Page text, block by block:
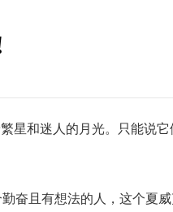
和迷人的月光。只能说它
奋且有想法的人，这个夏